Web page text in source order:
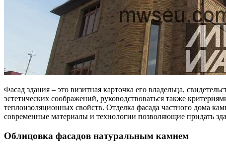
Фасад здания – это визитная карточка его владельца,
эстетических соображений, руководствоваться также
теплоизоляционных свойств. Отделка фасада частного дома
современные материалы и технологии позволяющие придать
Облицовка фасадов натуральным камнем